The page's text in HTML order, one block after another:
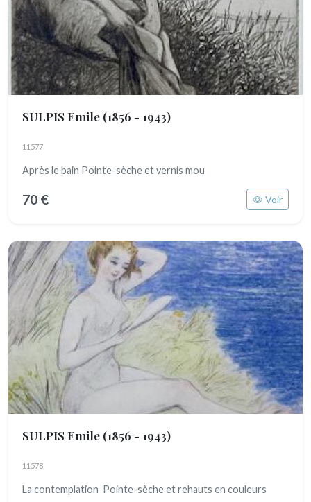
SULPIS Emile (1856 - 1943)
11577
Après le bain Pointe-sèche et vernis mou
70 € Voir
SULPIS Emile (1856 - 1943)
11578
La contemplation Pointe-sèche et rehauts en couleurs